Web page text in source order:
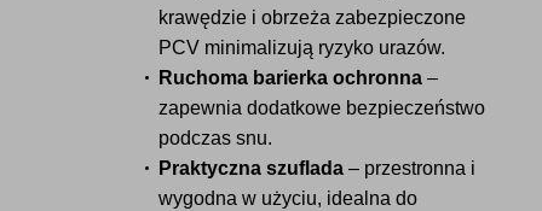
krawędzie i obrzeża zabezpieczone
PCV minimalizują ryzyko urazów.
Ruchoma barierka ochronna –
zapewnia dodatkowe bezpieczeństwo
podczas snu.
Praktyczna szuflada – przestronna i
wygodna w użyciu, idealna do